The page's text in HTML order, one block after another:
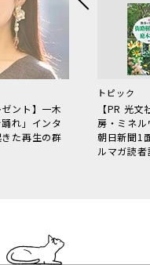
ント】一木
れ」インタ
た再生の群
トピック
【PR 光
房・ミネ
朝日新聞1
ルマガ読